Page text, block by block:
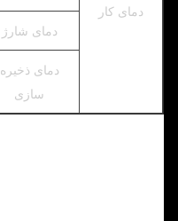
دمای کار
دمای شارژ
دمای ذخیره
سازی